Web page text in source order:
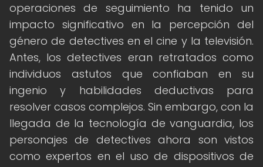
operaciones de seguimiento ha tenido un
impacto significativo en la percepción del
género de detectives en el cine y la televisión.
Antes, los detectives eran retratados como
individuos astutos que confiaban en su
ingenio y habilidades deductivas para
resolver casos complejos. Sin embargo, con la
llegada de la tecnología de vanguardia, los
personajes de detectives ahora son vistos
como expertos en el uso de dispositivos de